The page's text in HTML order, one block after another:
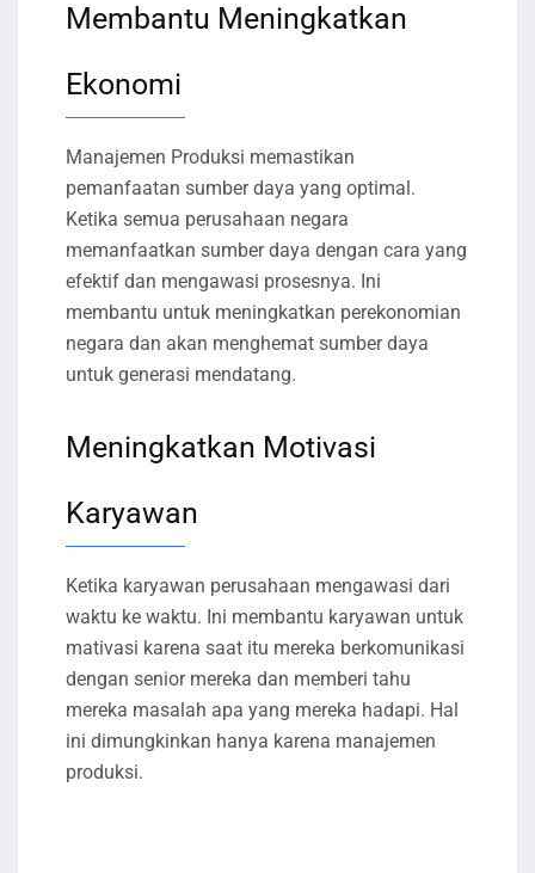
Membantu Meningkatkan
Ekonomi
Manajemen Produksi memastikan
pemanfaatan sumber daya yang optimal.
Ketika semua perusahaan negara
memanfaatkan sumber daya dengan cara yang
efektif dan mengawasi prosesnya. Ini
membantu untuk meningkatkan perekonomian
negara dan akan menghemat sumber daya
untuk generasi mendatang.
Meningkatkan Motivasi
Karyawan
Ketika karyawan perusahaan mengawasi dari
waktu ke waktu. Ini membantu karyawan untuk
mativasi karena saat itu mereka berkomunikasi
dengan senior mereka dan memberi tahu
mereka masalah apa yang mereka hadapi. Hal
ini dimungkinkan hanya karena manajemen
produksi.